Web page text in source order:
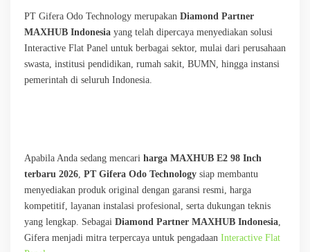
PT Gifera Odo Technology merupakan Diamond Partner
MAXHUB Indonesia yang telah dipercaya menyediakan solusi
Interactive Flat Panel untuk berbagai sektor, mulai dari perusahaan
swasta, institusi pendidikan, rumah sakit, BUMN, hingga instansi
pemerintah di seluruh Indonesia.
Apabila Anda sedang mencari harga MAXHUB E2 98 Inch
terbaru 2026 PT Gifera Odo Technology siap membantu
menyediakan produk original dengan garansi resmi, harga
kompetitif, layanan instalasi profesional, serta dukungan teknis
yang lengkap. Sebagai Diamond Partner MAXHUB Indonesia
Gifera menjadi mitra terpercaya untuk pengadaan Interactive Flat